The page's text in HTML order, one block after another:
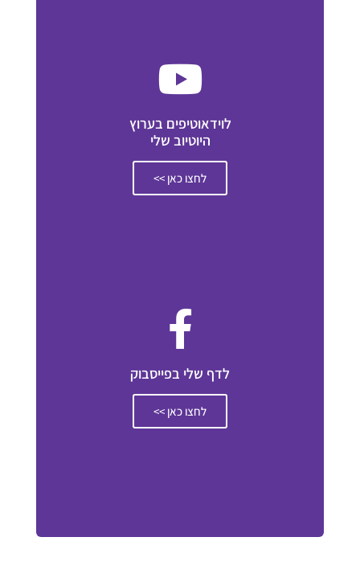
לוידאוטיפים בערוץ
היוטיוב שלי
לחצו כאן >>
לדף שלי בפייסבוק
לחצו כאן >>